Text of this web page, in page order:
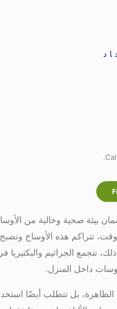
بيئة صحية وخالية من
تتراكم هذه الأوساخ
تتجمع الجراثيم
داخل المنزل.
بل تتطلب أيضًا